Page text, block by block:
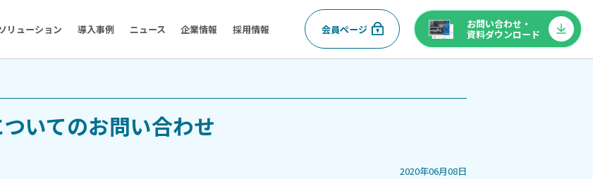
お問い合わせ・
資料ダウンロード
会員ページ
リューション 導入事例 ニュース 企業情報 採用情報
いてのお問い合わせ
2020年06月08日